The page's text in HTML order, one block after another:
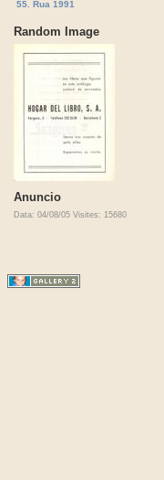
55. Rua 1991
Random Image
Anuncio
Data: 04/08/05 Visites: 15680